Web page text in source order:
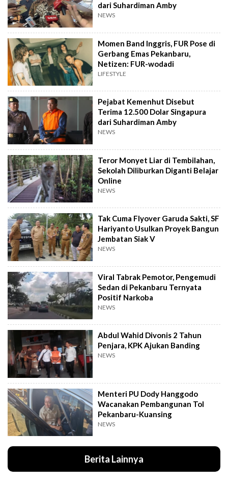
dari Suhardiman Amby
NEWS
Momen Band Inggris, FUR Pose di
Gerbang Emas Pekanbaru,
Netizen: FUR-wodadi
LIFESTYLE
Pejabat Kemenhut Disebut
Terima 12.500 Dolar Singapura
dari Suhardiman Amby
NEWS
Teror Monyet Liar di Tembilahan,
Sekolah Diliburkan Diganti Belajar
Online
NEWS
Tak Cuma Flyover Garuda Sakti, SF
Hariyanto Usulkan Proyek Bangun
Jembatan Siak V
NEWS
Viral Tabrak Pemotor, Pengemudi
Sedan di Pekanbaru Ternyata
Positif Narkoba
NEWS
Abdul Wahid Divonis 2 Tahun
Penjara, KPK Ajukan Banding
NEWS
Menteri PU Dody Hanggodo
Wacanakan Pembangunan Tol
Pekanbaru-Kuansing
NEWS
Berita Lainnya